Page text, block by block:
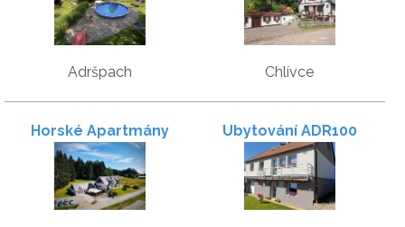
Adršpach Chlívce
Horské Apartmány
Smrčina
Ubytování ADR100